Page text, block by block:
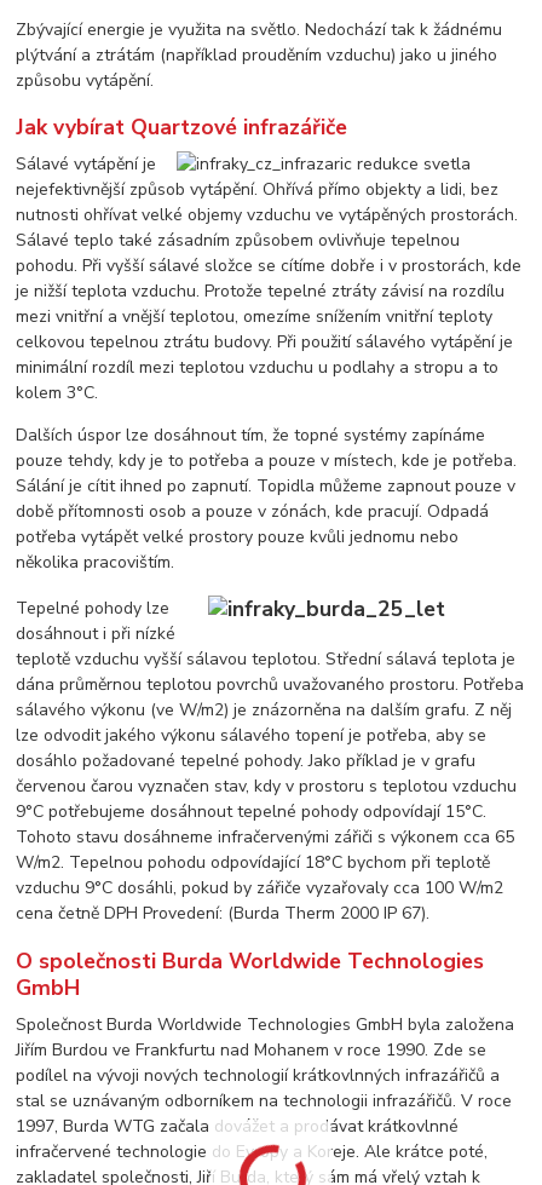
Zbývající energie je využita na světlo. Nedochází tak k žádnému
plýtvání a ztrátám (například prouděním vzduchu) jako u jiného
způsobu vytápění.
Jak vybírat Quartzové infrazářiče
Sálavé vytápění je
nejefektivnější způsob vytápění. Ohřívá přímo objekty a lidi, bez
nutnosti ohřívat velké objemy vzduchu ve vytápěných prostorách.
Sálavé teplo také zásadním způsobem ovlivňuje tepelnou
pohodu. Při vyšší sálavé složce se cítíme dobře i v prostorách, kde
je nižší teplota vzduchu. Protože tepelné ztráty závisí na rozdílu
mezi vnitřní a vnější teplotou, omezíme snížením vnitřní teploty
celkovou tepelnou ztrátu budovy. Při použití sálavého vytápění je
minimální rozdíl mezi teplotou vzduchu u podlahy a stropu a to
kolem 3°C.
Dalších úspor lze dosáhnout tím, že topné systémy zapínáme
pouze tehdy, kdy je to potřeba a pouze v místech, kde je potřeba.
Sálání je cítit ihned po zapnutí. Topidla můžeme zapnout pouze v
době přítomnosti osob a pouze v zónách, kde pracují. Odpadá
potřeba vytápět velké prostory pouze kvůli jednomu nebo
několika pracovištím.
Tepelné pohody lze
dosáhnout i při nízké
teplotě vzduchu vyšší sálavou teplotou. Střední sálavá teplota je
dána průměrnou teplotou povrchů uvažovaného prostoru. Potřeba
sálavého výkonu (ve W/m2) je znázorněna na dalším grafu. Z něj
lze odvodit jakého výkonu sálavého topení je potřeba, aby se
dosáhlo požadované tepelné pohody. Jako příklad je v grafu
červenou čarou vyznačen stav, kdy v prostoru s teplotou vzduchu
9°C potřebujeme dosáhnout tepelné pohody odpovídají 15°C.
Tohoto stavu dosáhneme infračervenými zářiči s výkonem cca 65
W/m2. Tepelnou pohodu odpovídající 18°C bychom při teplotě
vzduchu 9°C dosáhli, pokud by zářiče vyzařovaly cca 100 W/m2
cena četně DPH Provedení: (Burda Therm 2000 IP 67).
O společnosti Burda Worldwide Technologies
GmbH
Společnost Burda Worldwide Technologies GmbH byla založena
Jiřím Burdou ve Frankfurtu nad Mohanem v roce 1990. Zde se
podílel na vývoji nových technologií krátkovlnných infrazářičů a
stal se uznávaným odborníkem na technologii infrazářičů. V roce
1997, Burda WTG začala dovážet a prodávat krátkovlnné
infračervené technologie do Evropy a Koreje. Ale krátce poté,
zakladatel společnosti, Jiří Burda, který sám má vřelý vztah k